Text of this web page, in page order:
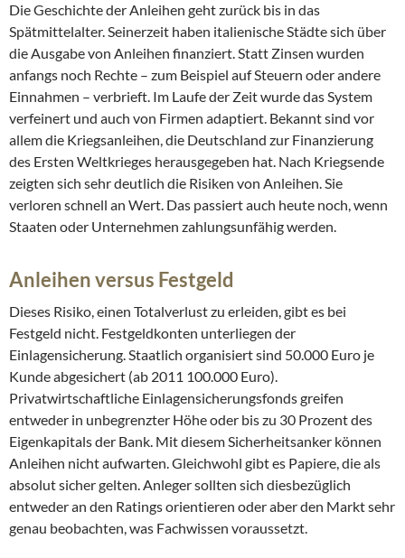
Die Geschichte der Anleihen geht zurück bis in das
Spätmittelalter. Seinerzeit haben italienische Städte sich über
die Ausgabe von Anleihen finanziert. Statt Zinsen wurden
anfangs noch Rechte – zum Beispiel auf Steuern oder andere
Einnahmen – verbrieft. Im Laufe der Zeit wurde das System
verfeinert und auch von Firmen adaptiert. Bekannt sind vor
allem die Kriegsanleihen, die Deutschland zur Finanzierung
des Ersten Weltkrieges herausgegeben hat. Nach Kriegsende
zeigten sich sehr deutlich die Risiken von Anleihen. Sie
verloren schnell an Wert. Das passiert auch heute noch, wenn
Staaten oder Unternehmen zahlungsunfähig werden.
Anleihen versus Festgeld
Dieses Risiko, einen Totalverlust zu erleiden, gibt es bei
Festgeld nicht. Festgeldkonten unterliegen der
Einlagensicherung. Staatlich organisiert sind 50.000 Euro je
Kunde abgesichert (ab 2011 100.000 Euro).
Privatwirtschaftliche Einlagensicherungsfonds greifen
entweder in unbegrenzter Höhe oder bis zu 30 Prozent des
Eigenkapitals der Bank. Mit diesem Sicherheitsanker können
Anleihen nicht aufwarten. Gleichwohl gibt es Papiere, die als
absolut sicher gelten. Anleger sollten sich diesbezüglich
entweder an den Ratings orientieren oder aber den Markt sehr
genau beobachten, was Fachwissen voraussetzt.